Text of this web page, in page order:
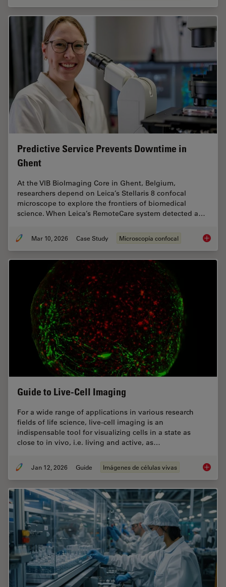
Predictive Service Prevents Downtime in
Ghent
At the VIB BioImaging Core in Ghent, Belgium,
researchers depend on Leica’s Stellaris 8 confocal
microscope to explore the frontiers of biomedical
science. When Leica’s RemoteCare system detected a…
Mar 10, 2026 Case Study Microscopía confocal
Guide to Live-Cell Imaging
For a wide range of applications in various research
fields of life science, live-cell imaging is an
indispensable tool for visualizing cells in a state as
close to in vivo, i.e. living and active, as…
Jan 12, 2026 Guide Imágenes de células vivas Guide